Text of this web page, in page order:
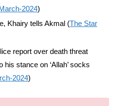
2024)
Khairy tells Akmal (The Star
report over death threat
stance on ‘Allah’ socks
2024)